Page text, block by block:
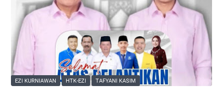
B
u
k
i
H
T
g
a
s
a
n
T
M
a
r
i
a
T
u
r
EZI KURNIAWAN HTK-EZI TAFYANI KASIM